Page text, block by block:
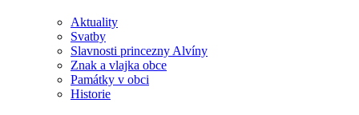
Aktuality
Svatby
Slavnosti princezny Alvíny
Znak a vlajka obce
Památky v obci
Historie